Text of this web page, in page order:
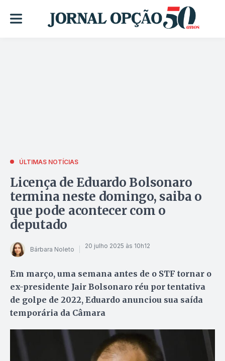
ÚLTIMAS NOTÍCIAS
Licença de Eduardo Bolsonaro
termina neste domingo, saiba o
que pode acontecer com o
deputado
Bárbara Noleto 20 julho 2025 às 10h12
Em março, uma semana antes de o STF tornar o
ex-presidente Jair Bolsonaro réu por tentativa
de golpe de 2022, Eduardo anunciou sua saída
temporária da Câmara